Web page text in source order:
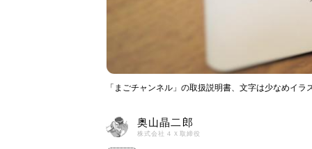
「まごチャンネル」の取扱説明書、文字は少なめイラ
奥山晶二郎
株式会社４Ｘ取締役